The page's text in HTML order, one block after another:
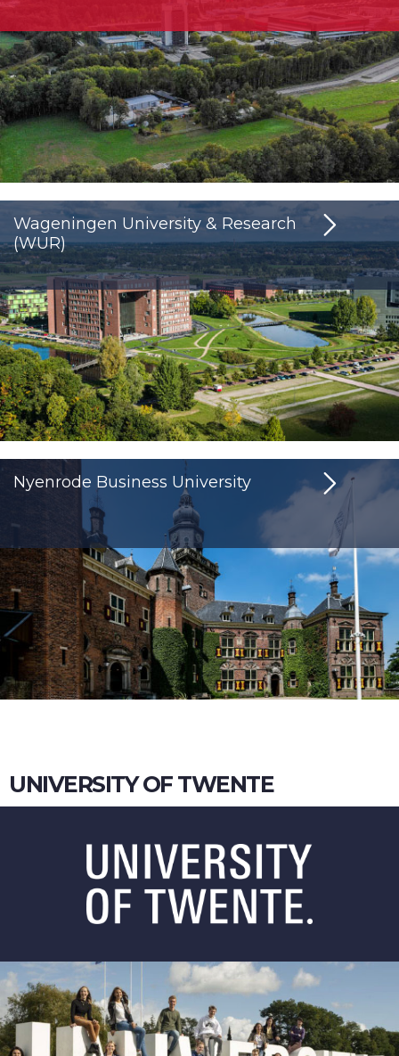
Wageningen University & Research
(WUR)
Nyenrode Business University
UNIVERSITY OF TWENTE